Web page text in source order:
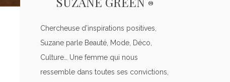
®
Chercheuse d’inspirations positives,
Suzane parle Beauté, Mode, Déco,
Culture… Une femme qui nous
ressemble dans toutes ses convictions,